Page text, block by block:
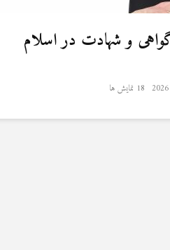
و شهادت در اسلام
18 نمایش ها